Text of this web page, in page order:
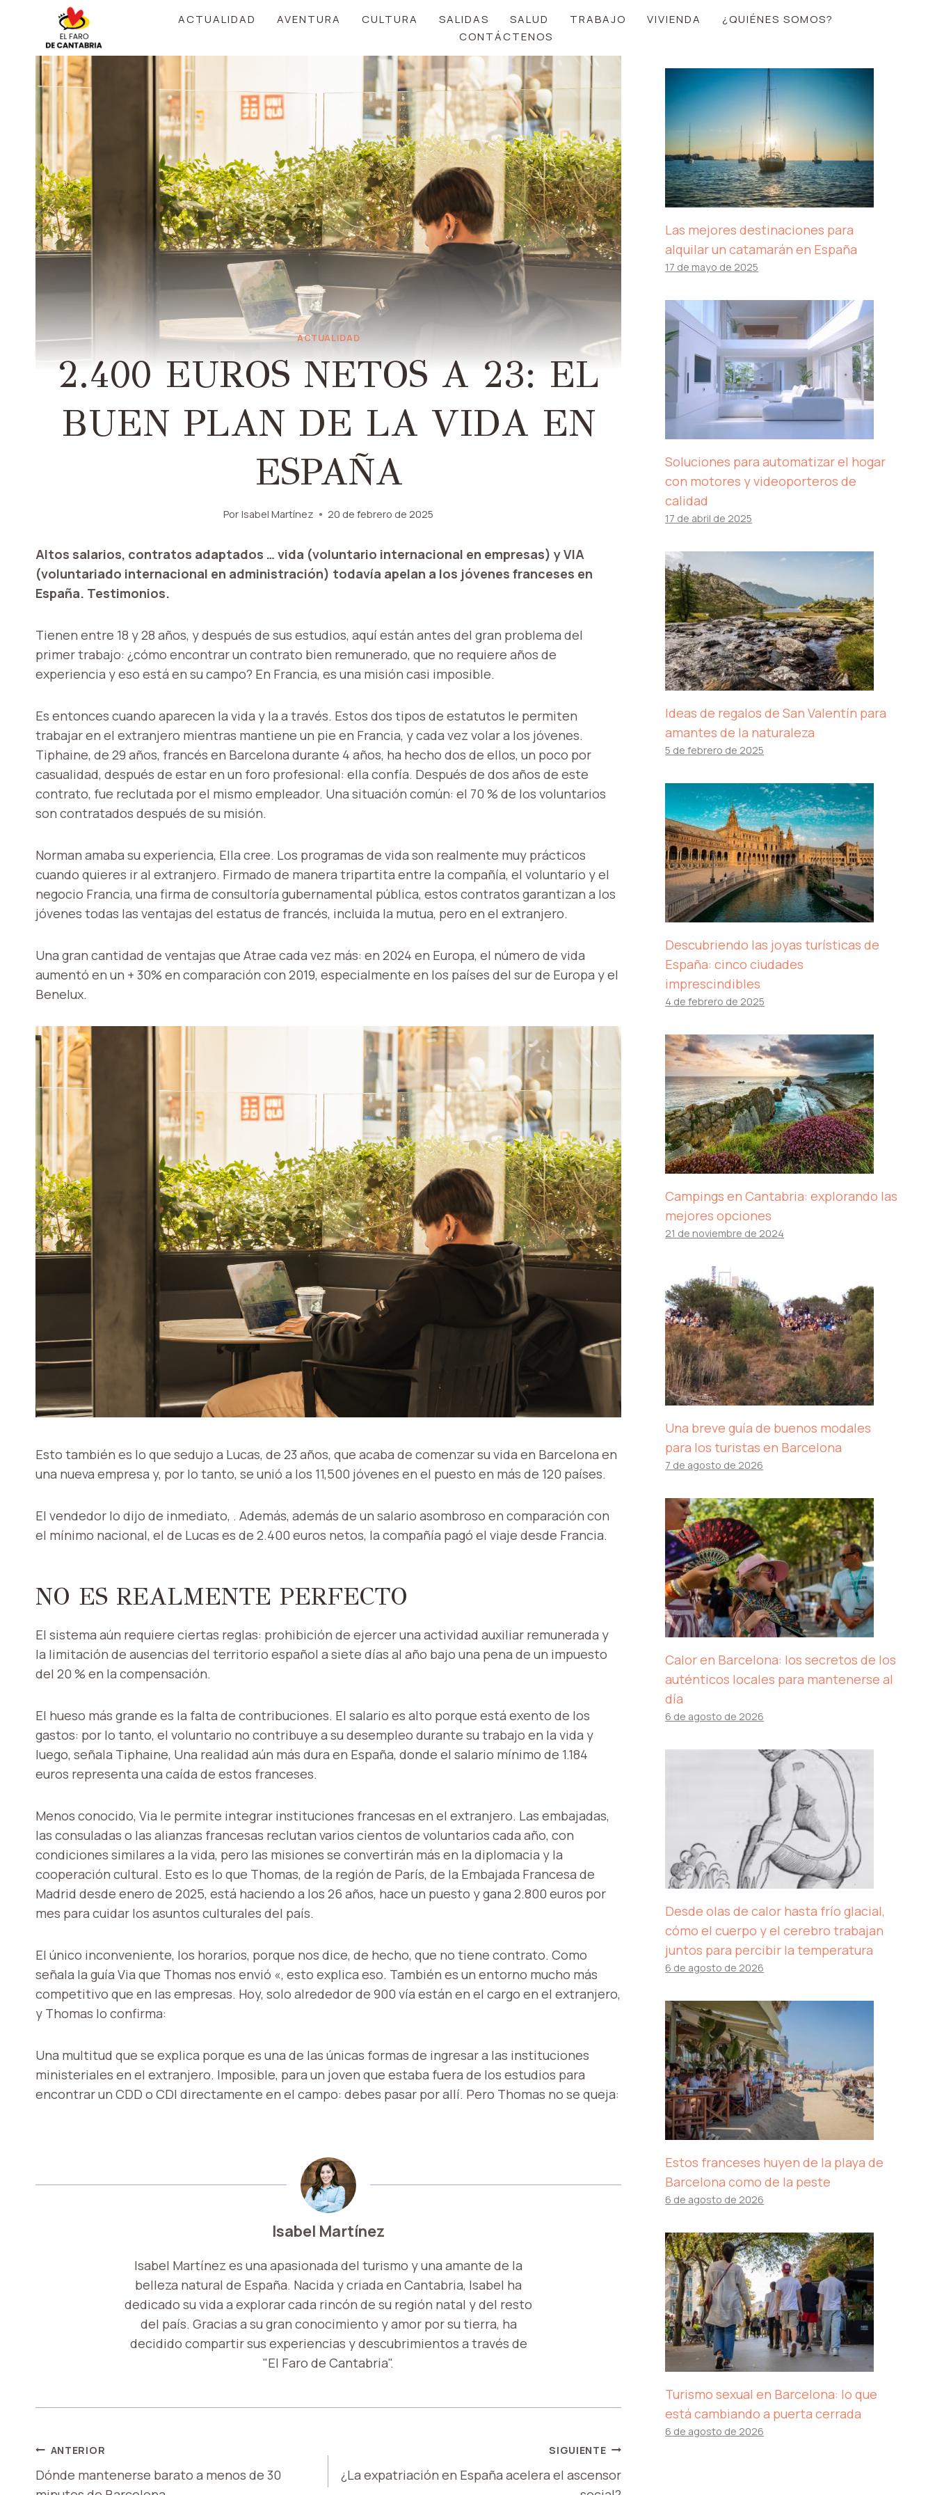
contenido
ACTUALIDAD AVENTURA CULTURA SALIDAS SALUD TRABAJO VIVIENDA
¿QUIÉNES SOMOS?
CONTÁCTENOS
ACTUALIDAD
2.400 EUROS NETOS A 23: EL
BUEN PLAN DE LA VIDA EN
ESPAÑA
Por Isabel Martínez 20 de febrero de 2025
Altos salarios, contratos adaptados … vida (voluntario internacional en empresas) y VIA
(voluntariado internacional en administración) todavía apelan a los jóvenes franceses en
España. Testimonios.
Tienen entre 18 y 28 años, y después de sus estudios, aquí están antes del gran problema del
primer trabajo: ¿cómo encontrar un contrato bien remunerado, que no requiere años de
experiencia y eso está en su campo? En Francia, es una misión casi imposible.
Es entonces cuando aparecen la vida y la a través. Estos dos tipos de estatutos le permiten
trabajar en el extranjero mientras mantiene un pie en Francia, y cada vez volar a los jóvenes.
Tiphaine, de 29 años, francés en Barcelona durante 4 años, ha hecho dos de ellos, un poco por
casualidad, después de estar en un foro profesional: ella confía. Después de dos años de este
contrato, fue reclutada por el mismo empleador. Una situación común: el 70 % de los voluntarios
son contratados después de su misión.
Norman amaba su experiencia, Ella cree. Los programas de vida son realmente muy prácticos
cuando quieres ir al extranjero. Firmado de manera tripartita entre la compañía, el voluntario y el
negocio Francia, una firma de consultoría gubernamental pública, estos contratos garantizan a los
jóvenes todas las ventajas del estatus de francés, incluida la mutua, pero en el extranjero.
Una gran cantidad de ventajas que Atrae cada vez más: en 2024 en Europa, el número de vida
aumentó en un + 30% en comparación con 2019, especialmente en los países del sur de Europa y el
Benelux.
Esto también es lo que sedujo a Lucas, de 23 años, que acaba de comenzar su vida en Barcelona en
una nueva empresa y, por lo tanto, se unió a los 11,500 jóvenes en el puesto en más de 120 países.
El vendedor lo dijo de inmediato, . Además, además de un salario asombroso en comparación con
el mínimo nacional, el de Lucas es de 2.400 euros netos, la compañía pagó el viaje desde Francia.
NO ES REALMENTE PERFECTO
El sistema aún requiere ciertas reglas: prohibición de ejercer una actividad auxiliar remunerada y
la limitación de ausencias del territorio español a siete días al año bajo una pena de un impuesto
del 20 % en la compensación.
El hueso más grande es la falta de contribuciones. El salario es alto porque está exento de los
gastos: por lo tanto, el voluntario no contribuye a su desempleo durante su trabajo en la vida y
luego, señala Tiphaine, Una realidad aún más dura en España, donde el salario mínimo de 1.184
euros representa una caída de estos franceses.
Menos conocido, Via le permite integrar instituciones francesas en el extranjero. Las embajadas,
las consuladas o las alianzas francesas reclutan varios cientos de voluntarios cada año, con
condiciones similares a la vida, pero las misiones se convertirán más en la diplomacia y la
cooperación cultural. Esto es lo que Thomas, de la región de París, de la Embajada Francesa de
Madrid desde enero de 2025, está haciendo a los 26 años, hace un puesto y gana 2.800 euros por
mes para cuidar los asuntos culturales del país.
El único inconveniente, los horarios, porque nos dice, de hecho, que no tiene contrato. Como
señala la guía Via que Thomas nos envió «, esto explica eso. También es un entorno mucho más
competitivo que en las empresas. Hoy, solo alrededor de 900 vía están en el cargo en el extranjero,
y Thomas lo confirma:
Una multitud que se explica porque es una de las únicas formas de ingresar a las instituciones
ministeriales en el extranjero. Imposible, para un joven que estaba fuera de los estudios para
encontrar un CDD o CDI directamente en el campo: debes pasar por allí. Pero Thomas no se queja:
Isabel Martínez
Isabel Martínez es una apasionada del turismo y una amante de la
belleza natural de España. Nacida y criada en Cantabria, Isabel ha
dedicado su vida a explorar cada rincón de su región natal y del resto
del país. Gracias a su gran conocimiento y amor por su tierra, ha
decidido compartir sus experiencias y descubrimientos a través de
"El Faro de Cantabria".
NAVEGACIÓN
DE
ANTERIOR
Dónde mantenerse barato a menos de 30
SIGUIENTE
¿La expatriación en España acelera el ascensor
Las mejores destinaciones para
alquilar un catamarán en España
17 de mayo de 2025
Soluciones para automatizar el hogar
con motores y videoporteros de
calidad
17 de abril de 2025
Ideas de regalos de San Valentín para
amantes de la naturaleza
5 de febrero de 2025
Descubriendo las joyas turísticas de
España: cinco ciudades
imprescindibles
4 de febrero de 2025
Campings en Cantabria: explorando las
mejores opciones
21 de noviembre de 2024
Una breve guía de buenos modales
para los turistas en Barcelona
7 de agosto de 2026
Calor en Barcelona: los secretos de los
auténticos locales para mantenerse al
día
6 de agosto de 2026
Desde olas de calor hasta frío glacial,
cómo el cuerpo y el cerebro trabajan
juntos para percibir la temperatura
6 de agosto de 2026
Estos franceses huyen de la playa de
Barcelona como de la peste
6 de agosto de 2026
Turismo sexual en Barcelona: lo que
está cambiando a puerta cerrada
6 de agosto de 2026